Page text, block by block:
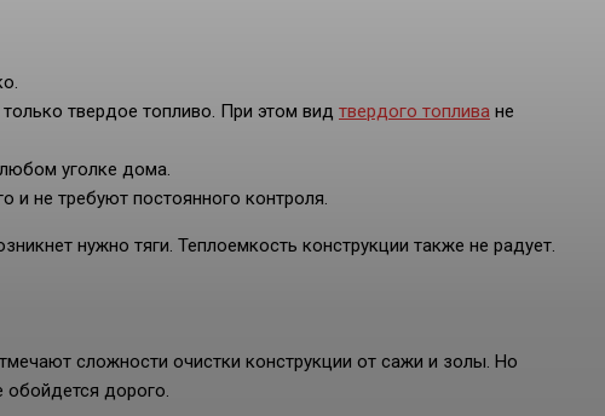
твердое топливо. При этом вид твердого топлива не
уголке дома.
и не требуют постоянного контроля.
нужно тяги. Теплоемкость конструкции также не радует.
сложности очистки конструкции от сажи и золы. Но
обойдется дорого.